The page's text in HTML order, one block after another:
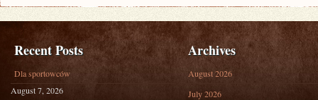
Recent Posts
Dla sportowców
August 7, 2026
Archives
August 2026
July 2026